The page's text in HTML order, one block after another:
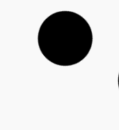
กิจกรรม
ยกระดับการจั
การประชุมถอดบทเรีย